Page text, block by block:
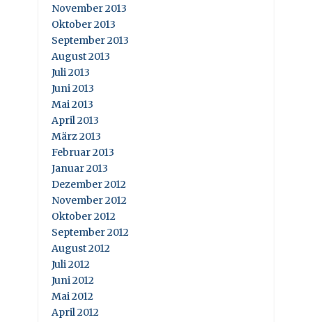
November 2013
Oktober 2013
September 2013
August 2013
Juli 2013
Juni 2013
Mai 2013
April 2013
März 2013
Februar 2013
Januar 2013
Dezember 2012
November 2012
Oktober 2012
September 2012
August 2012
Juli 2012
Juni 2012
Mai 2012
April 2012